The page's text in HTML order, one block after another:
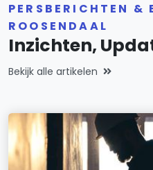
PERSBERICHTEN &
ROOSENDAAL
Inzichten,
Bekijk alle artikelen